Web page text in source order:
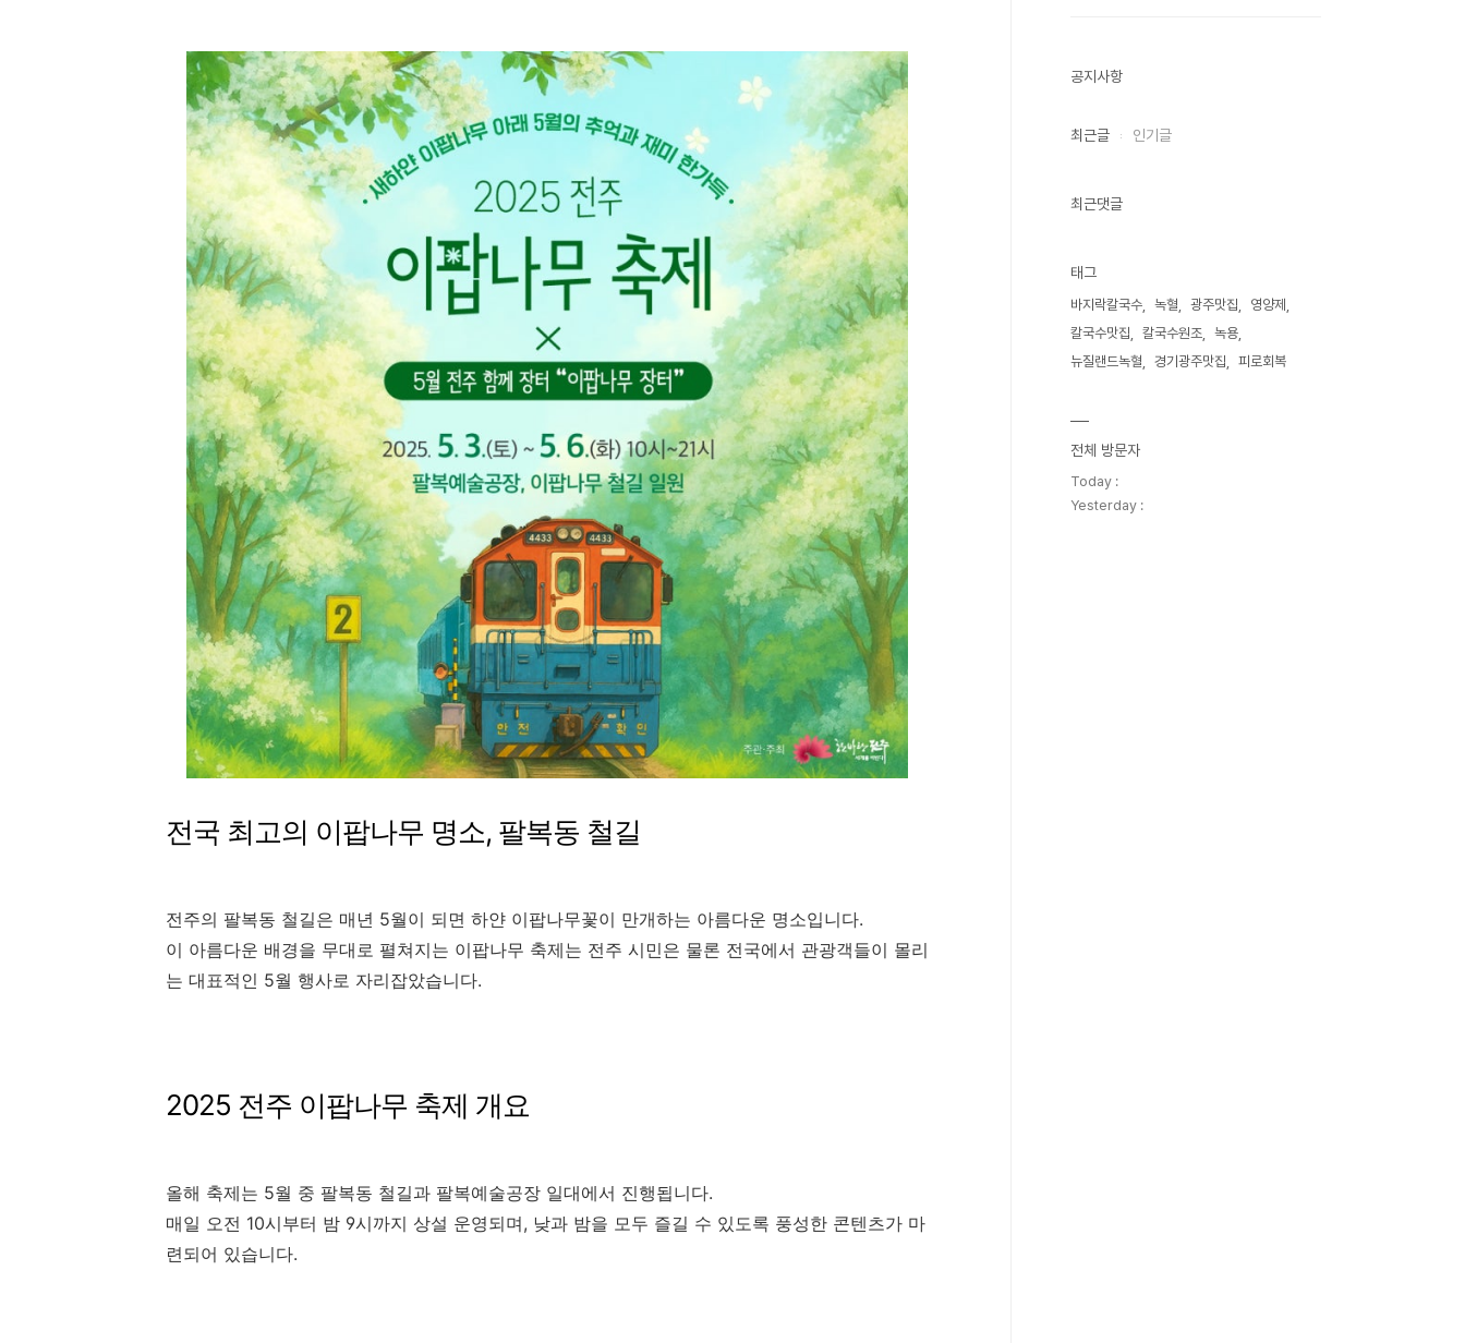
전국 최고의 이팝나무 명소, 팔복동 철길
전주의 팔복동 철길은 매년 5월이 되면 하얀 이팝나무꽃이 만개하는 아름다운 명소입니다.
이 아름다운 배경을 무대로 펼쳐지는 이팝나무 축제는 전주 시민은 물론 전국에서 관광객들이 몰리
는 대표적인 5월 행사로 자리잡았습니다.
2025 전주 이팝나무 축제 개요
올해 축제는 5월 중 팔복동 철길과 팔복예술공장 일대에서 진행됩니다.
매일 오전 10시부터 밤 9시까지 상설 운영되며, 낮과 밤을 모두 즐길 수 있도록 풍성한 콘텐츠가 마
련되어 있습니다.
공지사항
최근글 인기글
최근댓글
태그
바지락칼국수 녹혈 광주맛집
영양제
칼국수맛집
칼국수원조
녹용
뉴질랜드녹혈
경기광주맛집 피로회복
전체 방문자
Today :
Yesterday :